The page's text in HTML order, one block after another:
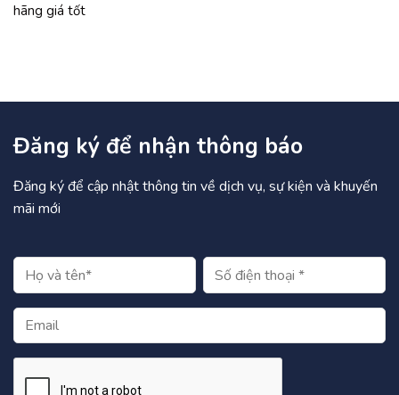
hãng giá tốt
Đăng ký để nhận thông báo
Đăng ký để cập nhật thông tin về dịch vụ, sự kiện và khuyến
mãi mới